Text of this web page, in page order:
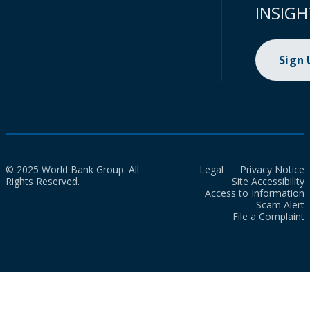
Sign
© 2025 World Bank Group. All
Rights Reserved.
Legal
Privacy Notice
Site Accessibility
Access to Information
Scam Alert
File a Complaint